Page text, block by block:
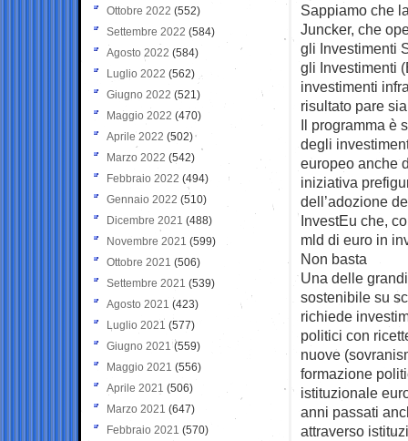
Sappiamo che
Juncker, che
gli Investimenti
gli Investimenti
investimenti
risultato pare
Il programma è
degli
europeo anche
iniziativa
dell’adozione
InvestEu che,
mld di euro in
Non basta
Una delle
sostenibile su
richiede
politici con
nuove
formazione
istituzionale
anni passati
attraverso
Ottobre 2022 (552)
Settembre 2022 (584)
Agosto 2022 (584)
Luglio 2022 (562)
Giugno 2022 (521)
Maggio 2022 (470)
Aprile 2022 (502)
Marzo 2022 (542)
Febbraio 2022 (494)
Gennaio 2022 (510)
Dicembre 2021 (488)
Novembre 2021 (599)
Ottobre 2021 (506)
Settembre 2021 (539)
Agosto 2021 (423)
Luglio 2021 (577)
Giugno 2021(559)
Maggio 2021 (556)
Aprile 2021 (506)
Marzo 2021 (647)
Febbraio 2021 (570)